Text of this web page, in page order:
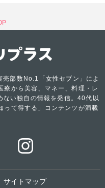
売部数No.1「女性セブン」によ
療から美容、マネー、料理・レ
ない独自の情報を発信。40代以
って得する」コンテンツが満載
サイトマップ